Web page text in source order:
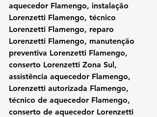
aquecedor Flamengo, instalação
Lorenzetti Flamengo, técnico
Lorenzetti Flamengo, reparo
Lorenzetti Flamengo, manutenção
preventiva Lorenzetti Flamengo,
conserto Lorenzetti Zona Sul,
assistência aquecedor Flamengo,
Lorenzetti autorizada Flamengo,
técnico de aquecedor Flamengo,
conserto de aquecedor Lorenzetti